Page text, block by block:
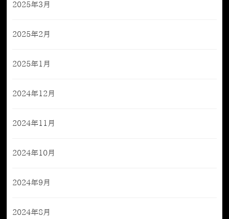
2025年3月
2025年2月
2025年1月
2024年12月
2024年11月
2024年10月
2024年9月
2024年8月